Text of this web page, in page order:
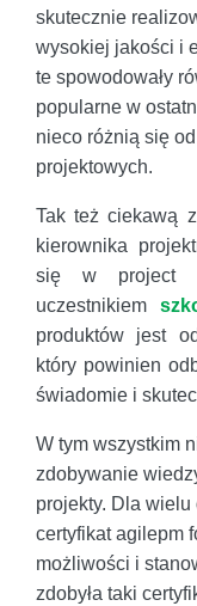
skutecznie
wysokiej jakości i
te spowodowały
popularne w
nieco różnią się
projektowych.
Tak też ciekawą
kierownika
się w project
uczestnikiem
produktów jest
który powinien
świadomie i
W tym wszystkim
zdobywanie
projekty. Dla wielu
certyfikat agilepm
możliwości i
zdobyła taki